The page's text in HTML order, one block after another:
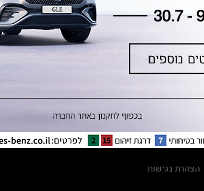
מחירון חלפים
הודעה על הטבות לרכבי מרצדס בהסדר
הצהרת נגישות